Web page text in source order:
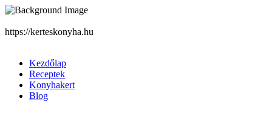
https://kerteskonyha.hu
Kezdőlap
Receptek
Konyhakert
Blog